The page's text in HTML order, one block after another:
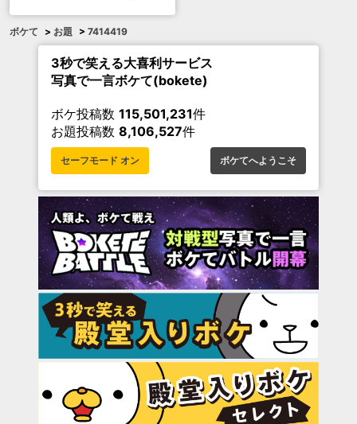
ボケて > お題 > 7414419
3秒で笑える大喜利サービス
写真で一言ボケて(bokete)
ボケ投稿数 115,501,231件
お題投稿数 8,106,527件
セーフモード オン ボケてへようこそ